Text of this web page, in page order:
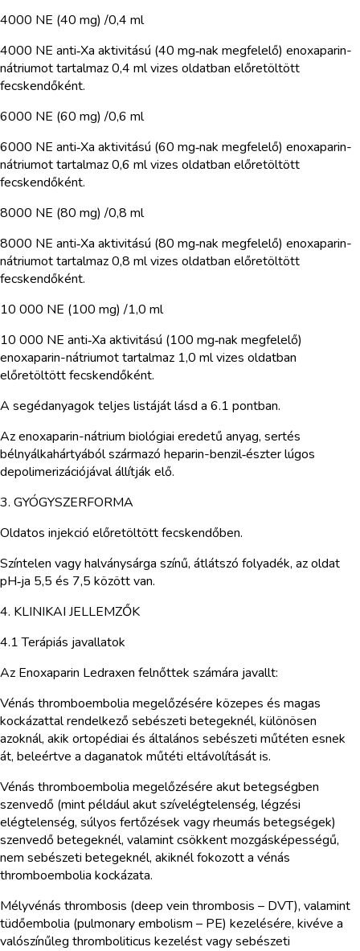
4000 NE (40 mg) /0,4 ml
4000 NE anti‑Xa aktivitású (40 mg‑nak megfelelő) enoxaparin-
nátriumot tartalmaz 0,4 ml vizes oldatban előretöltött
fecskendőként.
6000 NE (60 mg) /0,6 ml
6000 NE anti‑Xa aktivitású (60 mg‑nak megfelelő) enoxaparin-
nátriumot tartalmaz 0,6 ml vizes oldatban előretöltött
fecskendőként.
8000 NE (80 mg) /0,8 ml
8000 NE anti‑Xa aktivitású (80 mg‑nak megfelelő) enoxaparin-
nátriumot tartalmaz 0,8 ml vizes oldatban előretöltött
fecskendőként.
10 000 NE (100 mg) /1,0 ml
10 000 NE anti‑Xa aktivitású (100 mg‑nak megfelelő)
enoxaparin-nátriumot tartalmaz 1,0 ml vizes oldatban
előretöltött fecskendőként.
A segédanyagok teljes listáját lásd a 6.1 pontban.
Az enoxaparin-nátrium biológiai eredetű anyag, sertés
bélnyálkahártyából származó heparin-benzil‑észter lúgos
depolimerizációjával állítják elő.
3. GYÓGYSZERFORMA
Oldatos injekció előretöltött fecskendőben.
Színtelen vagy halványsárga színű, átlátszó folyadék, az oldat
pH‑ja 5,5 és 7,5 között van.
4. KLINIKAI JELLEMZŐK
4.1 Terápiás javallatok
Az Enoxaparin Ledraxen felnőttek számára javallt:
Vénás thromboembolia megelőzésére közepes és magas
kockázattal rendelkező sebészeti betegeknél, különösen
azoknál, akik ortopédiai és általános sebészeti műtéten esnek
át, beleértve a daganatok műtéti eltávolítását is.
Vénás thromboembolia megelőzésére akut betegségben
szenvedő (mint például akut szívelégtelenség, légzési
elégtelenség, súlyos fertőzések vagy rheumás betegségek)
szenvedő betegeknél, valamint csökkent mozgásképességű,
nem sebészeti betegeknél, akiknél fokozott a vénás
thromboembolia kockázata.
Mélyvénás thrombosis (deep vein thrombosis – DVT), valamint
tüdőembolia (pulmonary embolism – PE) kezelésére, kivéve a
valószínűleg thromboliticus kezelést vagy sebészeti